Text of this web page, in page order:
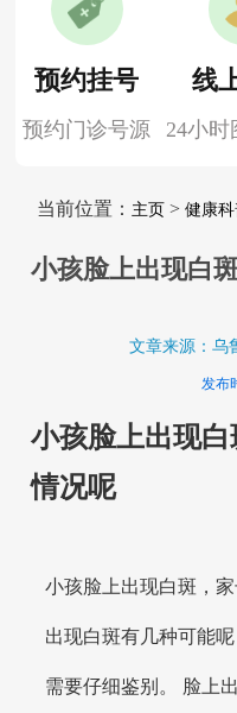
预约挂号
预约门诊号源
线
24小时
当前位置： 主页> 健康
小孩脸上出现白
文章来源：乌
发布
小孩脸上出现
情况呢
小孩脸上出现白斑，
出现白斑有几种可能
需要仔细鉴别。 脸上